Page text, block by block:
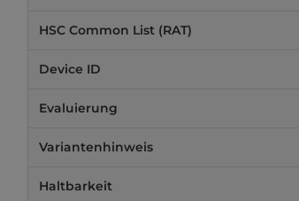
HSC Common List (RAT)
Device ID
Evaluierung
Variantenhinweis
Haltbarkeit